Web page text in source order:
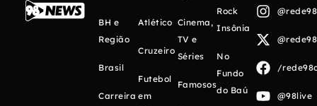
BH e
Região
Brasil
Carreira
Atlético
Cruzeiro
Futebol
em
Cinema,
TV e
Séries
Famosos
Rock
Insônia
No
Fundo
do Baú
/
@98live